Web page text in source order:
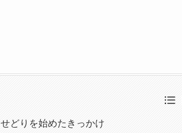
せどりを始めたきっかけ